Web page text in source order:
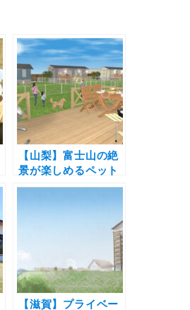
【山梨】富士山の絶
景が楽しめるペット
OKトレーラーハウ
湖」が11月4日グラ
ンドオープン！プラ
イベートドッグラン
【滋賀】プライベー